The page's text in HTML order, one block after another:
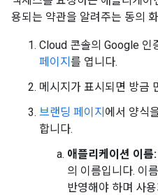
용되는 약관을 알려주는 동의
Cloud 콘솔의 Google 인
페이지 를 엽니다.
메시지가 표시되면 방금
브랜딩 페이지 에서 양식
합니다.
애플리케이션 이름:
의 이름입니다. 이
반영해야 하며 사